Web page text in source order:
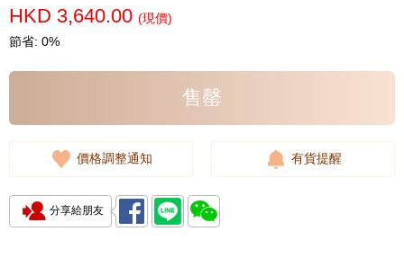
HKD 3,640.00 (現價)
節省: 0%
售罄
價格調整通知 有貨提醒
分享給朋友